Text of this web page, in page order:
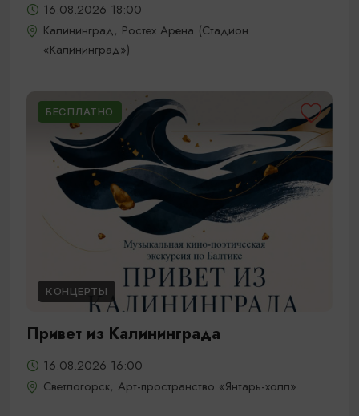
16.08.2026 18:00
Калининград, Ростех Арена (Стадион
«Калининград»)
БЕСПЛАТНО
КОНЦЕРТЫ
Привет из Калининграда
16.08.2026 16:00
Светлогорск, Арт-пространство «Янтарь-холл»